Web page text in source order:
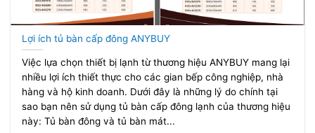
Lợi ích tủ bàn cấp đông ANYBUY
Việc lựa chọn thiết bị lạnh từ thương hiệu ANYBUY mang lại
nhiều lợi ích thiết thực cho các gian bếp công nghiệp, nhà
hàng và hộ kinh doanh. Dưới đây là những lý do chính tại
sao bạn nên sử dụng tủ bàn cấp đông lạnh của thương hiệu
này: Tủ bàn đông và tủ bàn mát...